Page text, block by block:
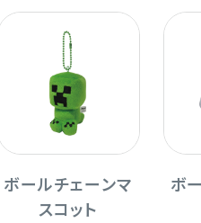
ボールチェーンマ
スコット
ボ